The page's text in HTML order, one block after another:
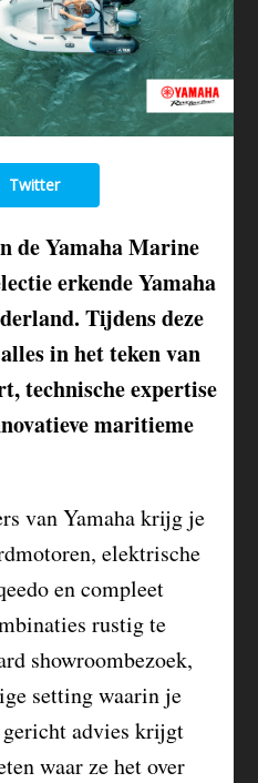
Twitter
de Yamaha Marine
erkende Yamaha
Tijdens deze
in het teken van
technische expertise
maritieme
van Yamaha krijg je
elektrische
en compleet
rustig te
showroombezoek,
setting waarin je
advies krijgt
waar ze het over